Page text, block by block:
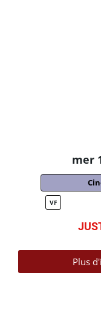
mer
VF
Plus